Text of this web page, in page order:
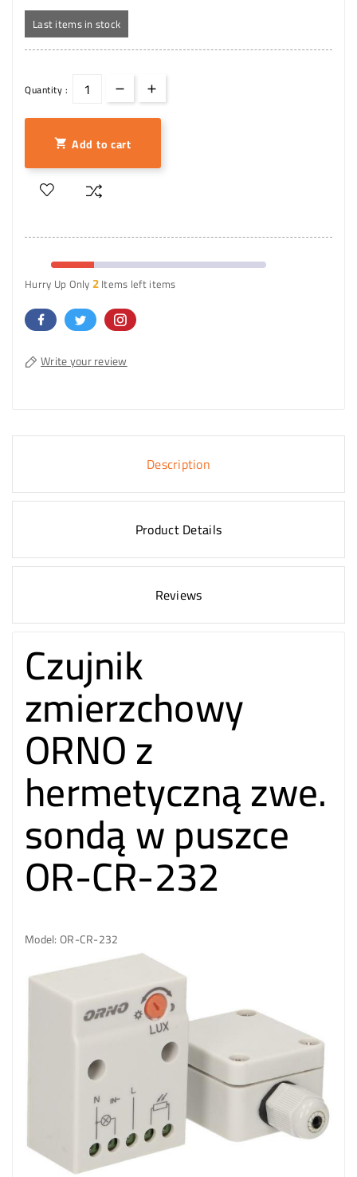
Last items in stock
Quantity :
 Add to cart
Hurry Up Only2Items left items
Write your review
Description
Product Details
Reviews
Czujnik
zmierzchowy
ORNO z
hermetyczną zwe.
sondą w puszce
OR-CR-232
Model: OR-CR-232